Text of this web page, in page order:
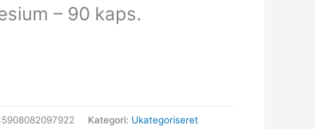
– 90 kaps.
Kategori: Ukategoriseret